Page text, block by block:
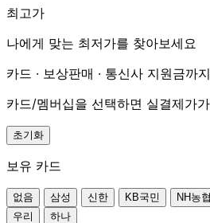
최고가
나에게 맞는 최저가를 찾아보세요
카드 · 보상판매 · 통신사 지원금까
카드/멤버십을 선택하면 실결제가
초기화
보유 카드
없음 삼성 신한 KB국민 NH농협
우리
하나